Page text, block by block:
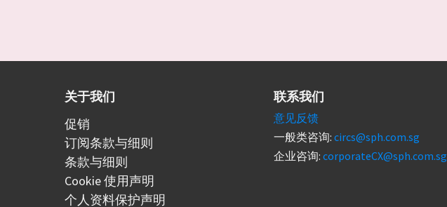
关于我们
促销
订阅条款与细则
条款与细则
Cookie 使用声明
个人资料保护声明
联系我们
意见反馈
一般类咨询: circs@sph.com.sg
企业咨询: corporateCX@sph.com.sg